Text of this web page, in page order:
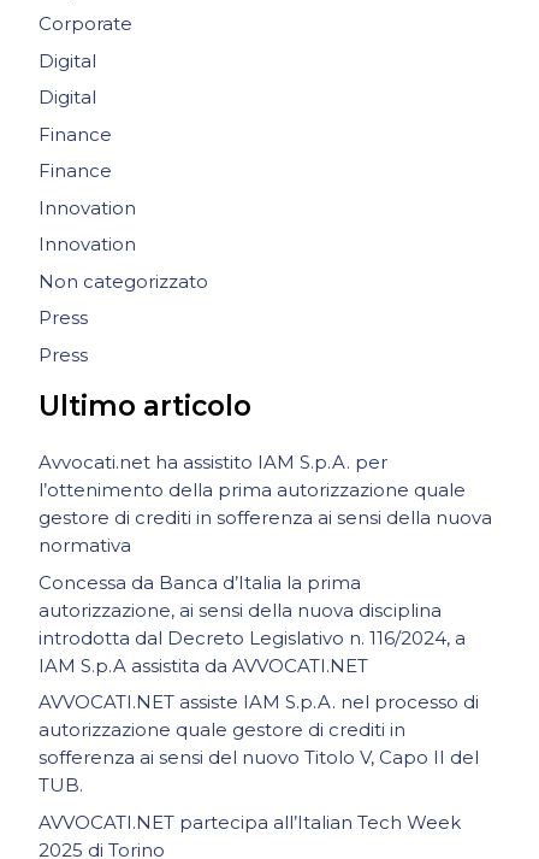
Corporate
Digital
Digital
Finance
Finance
Innovation
Innovation
Non categorizzato
Press
Press
Ultimo articolo
Avvocati.net ha assistito IAM S.p.A. per
l’ottenimento della prima autorizzazione quale
gestore di crediti in sofferenza ai sensi della nuova
normativa
Concessa da Banca d’Italia la prima
autorizzazione, ai sensi della nuova disciplina
introdotta dal Decreto Legislativo n. 116/2024, a
IAM S.p.A assistita da AVVOCATI.NET
AVVOCATI.NET assiste IAM S.p.A. nel processo di
autorizzazione quale gestore di crediti in
sofferenza ai sensi del nuovo Titolo V, Capo II del
TUB.
AVVOCATI.NET partecipa all’Italian Tech Week
2025 di Torino